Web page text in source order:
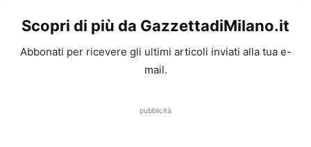
Scopri di più da GazzettadiMilano.it
Abbonati per ricevere gli ultimi articoli inviati alla tua e-
mail.
pubblicità